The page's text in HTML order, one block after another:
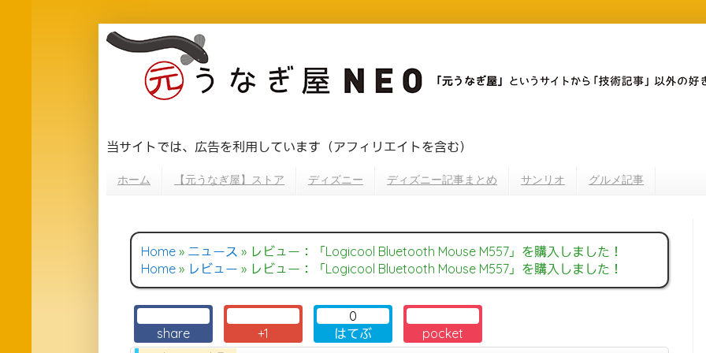
当サイトでは、広告を利用しています（アフィリエイトを含む）
ホーム 【元うなぎ屋】ストア ディズニー ディズニー記事まとめ サンリオ グルメ記事
Home » ニュース » レビュー：「Logicool Bluetooth Mouse M557」を購入しました！
Home » レビュー » レビュー：「Logicool Bluetooth Mouse M557」を購入しました！
share +1
0
はてぶ
pocket